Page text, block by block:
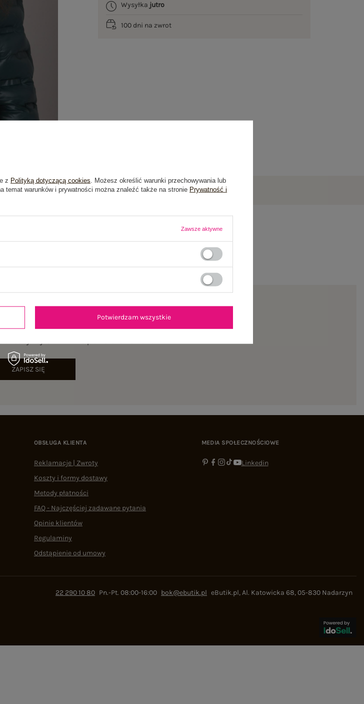
Wysyłka jutro
100 dni na zwrot
(1)
ZAPISZ SIĘ
OBSŁUGA KLIENTA
Reklamacje | Zwroty
Koszty i formy dostawy
Metody płatności
FAQ - Najczęściej zadawane pytania
Opinie klientów
Regulaminy
Odstąpienie od umowy
MEDIA SPOŁECZNOŚCIOWE
Linkedin
22 290 10 80 Pn.-Pt. 08:00-16:00 bok@ebutik.pl eButik.pl,Al. Katowicka 68,05-830 Nadarzyn
z Polityką dotyczącą cookies . Możesz określić warunki przechowywania lub
temat warunków i prywatności można znaleźć także na stronie Prywatność i
Zawsze aktywne
Potwierdzam wszystkie